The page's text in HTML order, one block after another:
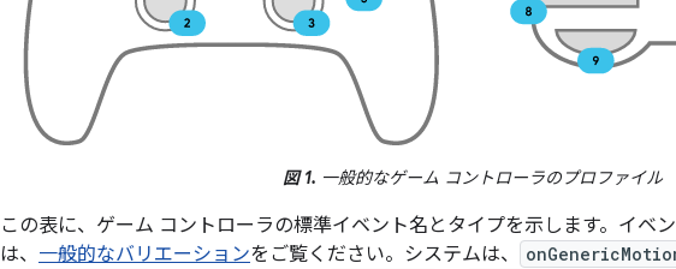
図 1. 一般的なゲーム コントローラのプロファイル
この表に、ゲーム コントローラの標準イベント名とタイプを示します。イベ
は、 一般的なバリエーションをご覧ください。システムは、